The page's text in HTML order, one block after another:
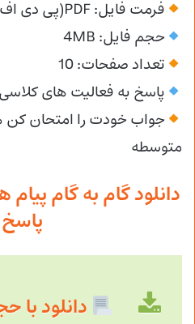
فرمت فایل: PDF(پی دی اف)
حجم فایل: 4MB
تعداد صفحات: 10
پاسخ به فعالیت های کلاسی
جواب خودت را امتحان
متوسطه
دانلود گام به گام
پاسخ
دانلود با حجم 4